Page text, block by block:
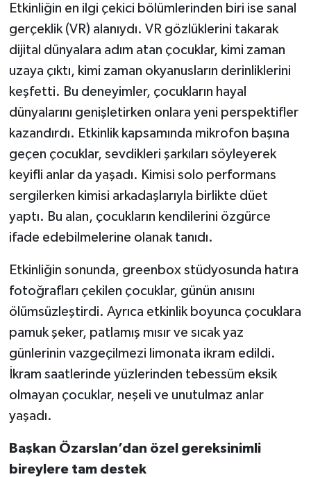
Etkinliğin en ilgi çekici bölümlerinden biri ise sanal
gerçeklik (VR) alanıydı. VR gözlüklerini takarak
dijital dünyalara adım atan çocuklar, kimi zaman
uzaya çıktı, kimi zaman okyanusların derinliklerini
keşfetti. Bu deneyimler, çocukların hayal
dünyalarını genişletirken onlara yeni perspektifler
kazandırdı. Etkinlik kapsamında mikrofon başına
geçen çocuklar, sevdikleri şarkıları söyleyerek
keyifli anlar da yaşadı. Kimisi solo performans
sergilerken kimisi arkadaşlarıyla birlikte düet
yaptı. Bu alan, çocukların kendilerini özgürce
ifade edebilmelerine olanak tanıdı.
Etkinliğin sonunda, greenbox stüdyosunda hatıra
fotoğrafları çekilen çocuklar, günün anısını
ölümsüzleştirdi. Ayrıca etkinlik boyunca çocuklara
pamuk şeker, patlamış mısır ve sıcak yaz
günlerinin vazgeçilmezi limonata ikram edildi.
İkram saatlerinde yüzlerinden tebessüm eksik
olmayan çocuklar, neşeli ve unutulmaz anlar
yaşadı.
Başkan Özarslan’dan özel gereksinimli
bireylere tam destek